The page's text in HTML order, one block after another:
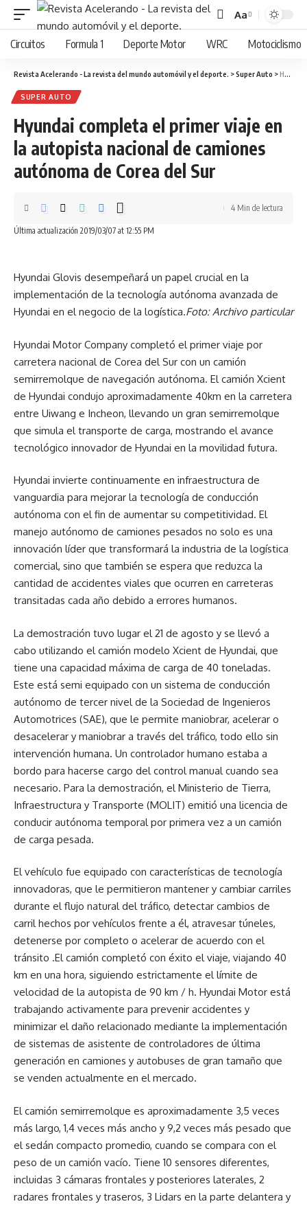
Cambiar
tamaño
fuente
Aa
Circuitos Formula 1 Deporte Motor WRC Motociclismo
Revista Acelerando - La revista del mundo automóvil y el deporte. >Super Auto >Hyundai completa el primer viaje en la autopista nacional de camiones autónoma de Corea del Sur
SUPER AUTO
Hyundai completa el primer viaje en
la autopista nacional de camiones
autónoma de Corea del Sur
Última actualización 2019/03/07 at 12:55 PM
4 Min de lectura
Hyundai Glovis desempeñará un papel crucial en la
implementación de la tecnología autónoma avanzada de
Hyundai en el negocio de la logística.Foto: Archivo particular
Hyundai Motor Company completó el primer viaje por
carretera nacional de Corea del Sur con un camión
semirremolque de navegación autónoma. El camión Xcient
de Hyundai condujo aproximadamente 40km en la carretera
entre Uiwang e Incheon, llevando un gran semirremolque
que simula el transporte de carga, mostrando el avance
tecnológico innovador de Hyundai en la movilidad futura.
Hyundai invierte continuamente en infraestructura de
vanguardia para mejorar la tecnología de conducción
autónoma con el fin de aumentar su competitividad. El
manejo autónomo de camiones pesados ​​no solo es una
innovación líder que transformará la industria de la logística
comercial, sino que también se espera que reduzca la
cantidad de accidentes viales que ocurren en carreteras
transitadas cada año debido a errores humanos.
La demostración tuvo lugar el 21 de agosto y se llevó a
cabo utilizando el camión modelo Xcient de Hyundai, que
tiene una capacidad máxima de carga de 40 toneladas.
Este está semi equipado con un sistema de conducción
autónomo de tercer nivel de la Sociedad de Ingenieros
Automotrices (SAE), que le permite maniobrar, acelerar o
desacelerar y maniobrar a través del tráfico, todo ello sin
intervención humana. Un controlador humano estaba a
bordo para hacerse cargo del control manual cuando sea
necesario. Para la demostración, el Ministerio de Tierra,
Infraestructura y Transporte (MOLIT) emitió una licencia de
conducir autónoma temporal por primera vez a un camión
de carga pesada.
El vehículo fue equipado con características de tecnología
innovadoras, que le permitieron mantener y cambiar carriles
durante el flujo natural del tráfico, detectar cambios de
carril hechos por vehículos frente a él, atravesar túneles,
detenerse por completo o acelerar de acuerdo con el
tránsito .El camión completó con éxito el viaje, viajando 40
km en una hora, siguiendo estrictamente el límite de
velocidad de la autopista de 90 km / h. Hyundai Motor está
trabajando activamente para prevenir accidentes y
minimizar el daño relacionado mediante la implementación
de sistemas de asistente de controladores de última
generación en camiones y autobuses de gran tamaño que
se venden actualmente en el mercado.
El camión semirremolque es aproximadamente 3,5 veces
más largo, 1,4 veces más ancho y 9,2 veces más pesado que
el sedán compacto promedio, cuando se compara con el
peso de un camión vacío. Tiene 10 sensores diferentes,
incluidas 3 cámaras frontales y posteriores laterales, 2
radares frontales y traseros, 3 Lidars en la parte delantera y